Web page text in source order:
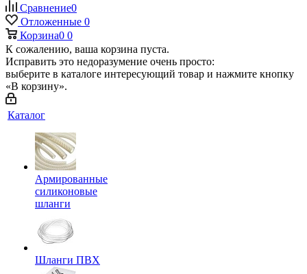
Сравнение0
Отложенные 0
Корзина0 0
К сожалению, ваша корзина пуста.
Исправить это недоразумение очень просто:
выберите в каталоге интересующий товар и нажмите кнопку
«В корзину».
Каталог
Армированные
силиконовые
шланги
Шланги ПВХ